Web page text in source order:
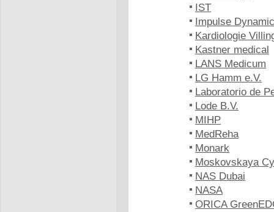
IST
Impulse
Kardiologie
Kastner medical
LANS Medicum
LG Hamm e.V.
Laboratorio de
Lode B.V.
MIHP
MedReha
Monark
Moskovskaya
NAS Dubai
NASA
ORICA